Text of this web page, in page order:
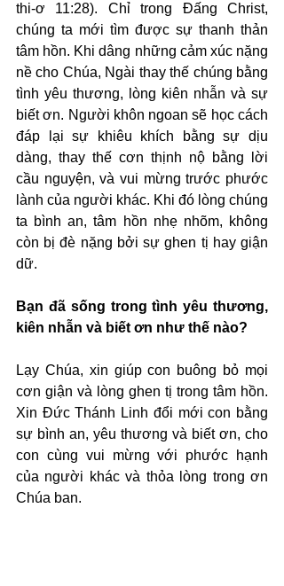
thi-ơ 11:28). Chỉ trong Đấng Christ,
chúng ta mới tìm được sự thanh thản
tâm hồn. Khi dâng những cảm xúc nặng
nề cho Chúa, Ngài thay thế chúng bằng
tình yêu thương, lòng kiên nhẫn và sự
biết ơn. Người khôn ngoan sẽ học cách
đáp lại sự khiêu khích bằng sự dịu
dàng, thay thế cơn thịnh nộ bằng lời
cầu nguyện, và vui mừng trước phước
lành của người khác. Khi đó lòng chúng
ta bình an, tâm hồn nhẹ nhõm, không
còn bị đè nặng bởi sự ghen tị hay giận
dữ.
Bạn đã sống trong tình yêu thương,
kiên nhẫn và biết ơn như thế nào?
Lạy Chúa, xin giúp con buông bỏ mọi
cơn giận và lòng ghen tị trong tâm hồn.
Xin Đức Thánh Linh đổi mới con bằng
sự bình an, yêu thương và biết ơn, cho
con cùng vui mừng với phước hạnh
của người khác và thỏa lòng trong ơn
Chúa ban.